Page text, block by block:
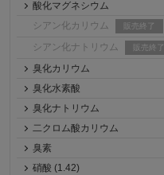
酸化マグネシウム
シアン化カリウム
販売終了
シアン化ナトリウム
販売終了
臭化カリウム
臭化水素酸
臭化ナトリウム
二クロム酸カリウム
臭素
硝酸 (1.42)